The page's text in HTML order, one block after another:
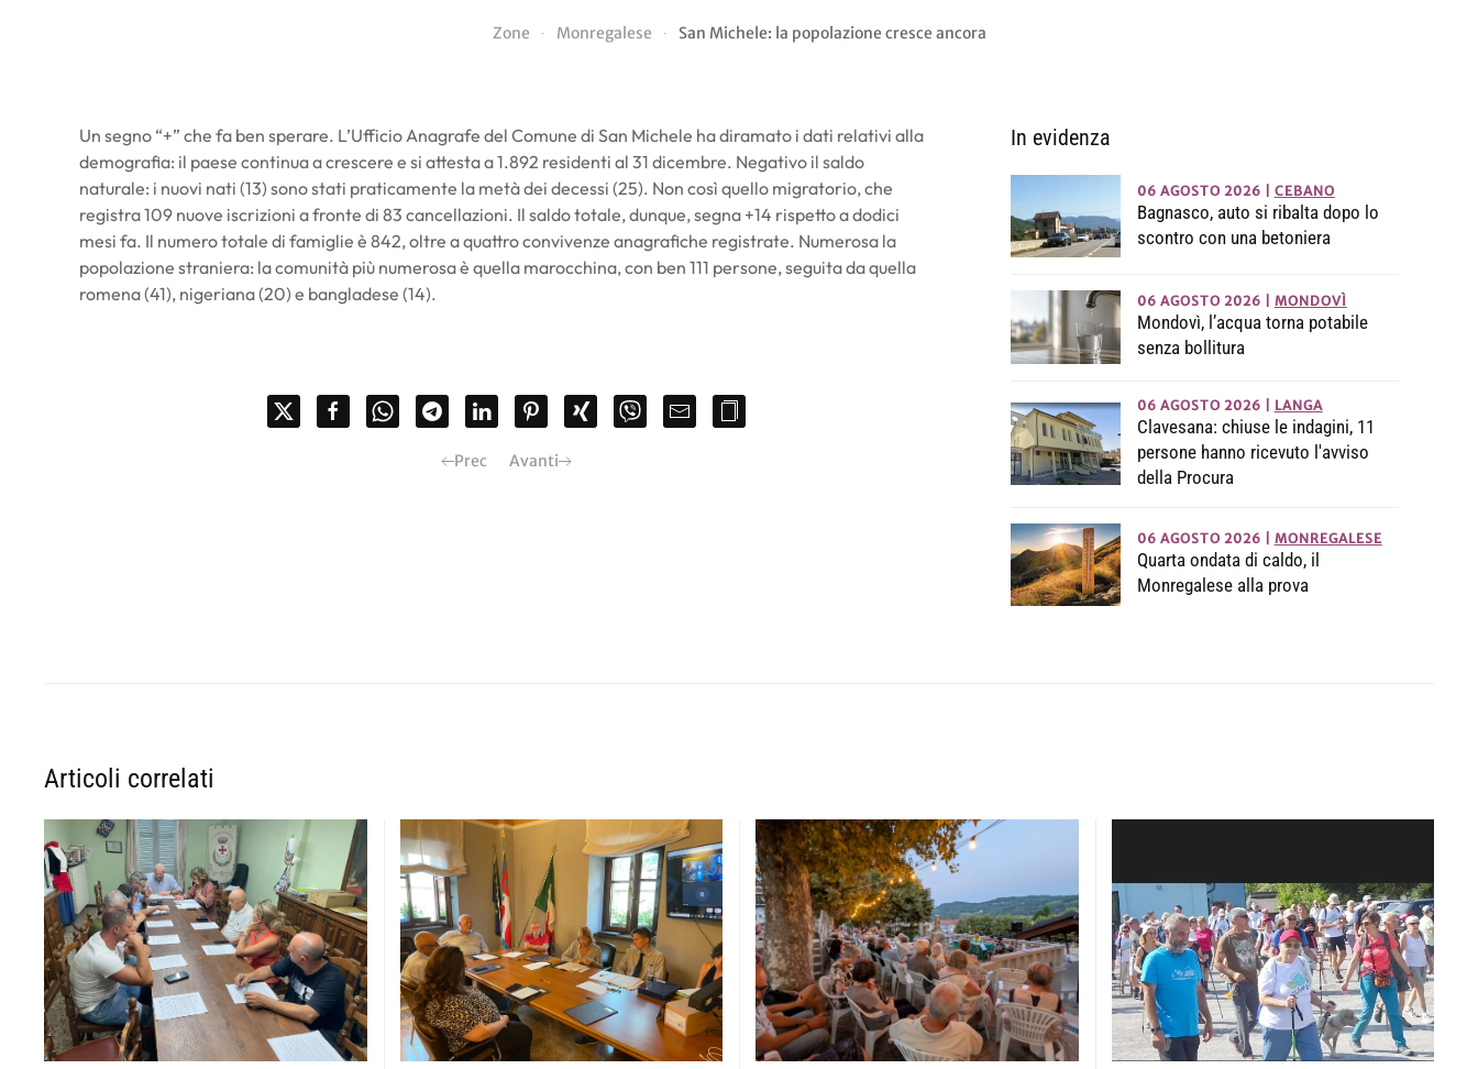
Zone Monregalese San Michele: la popolazione cresce ancora
Un segno “+” che fa ben sperare. L’Ufficio Anagrafe del Comune di San Michele ha diramato i dati relativi alla
demografia: il paese continua a crescere e si attesta a 1.892 residenti al 31 dicembre. Negativo il saldo
naturale: i nuovi nati (13) sono stati praticamente la metà dei decessi (25). Non così quello migratorio, che
registra 109 nuove iscrizioni a fronte di 83 cancellazioni. Il saldo totale, dunque, segna +14 rispetto a dodici
mesi fa. Il numero totale di famiglie è 842, oltre a quattro convivenze anagrafiche registrate. Numerosa la
popolazione straniera: la comunità più numerosa è quella marocchina, con ben 111 persone, seguita da quella
romena (41), nigeriana (20) e bangladese (14).
Prec Avanti
In evidenza
06 AGOSTO 2026 CEBANO
Bagnasco, auto si ribalta dopo lo
scontro con una betoniera
06 AGOSTO 2026 MONDOVÌ
Mondovì, l’acqua torna potabile
senza bollitura
06 AGOSTO 2026 LANGA
Clavesana: chiuse le indagini, 11
persone hanno ricevuto l'avviso
della Procura
06 AGOSTO 2026 MONREGALESE
Quarta ondata di caldo, il
Monregalese alla prova
Articoli correlati